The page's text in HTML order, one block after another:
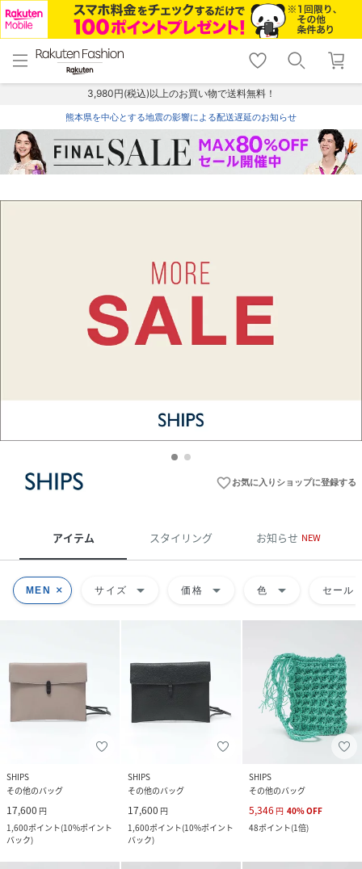
menu home
トップ
shopping_cart lock_outline
ログイン
3,980円(税込)以上のお買い物で送料無料！
熊本県を中心とする地震の影響による配送遅延のお知らせ
favorite_borderお気に入りショップに登録する
アイテム スタイリング お知らせ NEW
MEN サイズ arrow_drop_down 価格 arrow_drop_down 色 arrow_drop_down セール
SHIPS
その他のバッグ
17,600 円
1,600ポイント(10%ポイント
バック)
SHIPS
その他のバッグ
17,600 円
1,600ポイント(10%ポイント
バック)
SHIPS
その他のバッグ
5,346 円 40%OFF
48ポイント(1倍)